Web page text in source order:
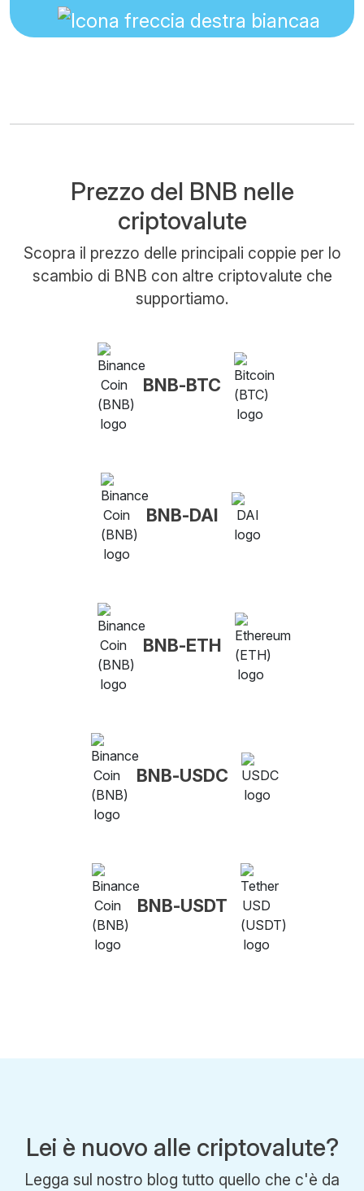
Prezzo del BNB nelle
criptovalute
Scopra il prezzo delle principali coppie per lo
scambio di BNB con altre criptovalute che
supportiamo.
BNB-BTC
BNB-DAI
BNB-ETH
BNB-USDC
BNB-USDT
Lei è nuovo alle criptovalute?
Legga sul nostro blog tutto quello che c'è da